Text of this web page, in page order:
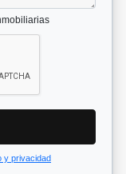
y privacidad